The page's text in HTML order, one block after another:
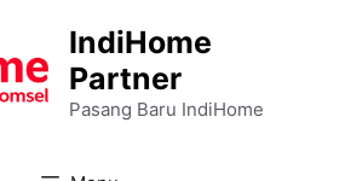
IndiHome
Partner
Pasang Baru IndiHome